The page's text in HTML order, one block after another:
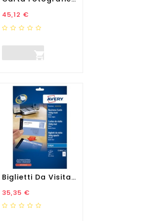
Prezzo
45,12 €

Biglietti Da Visita - 85 X...
Prezzo
35,35 €